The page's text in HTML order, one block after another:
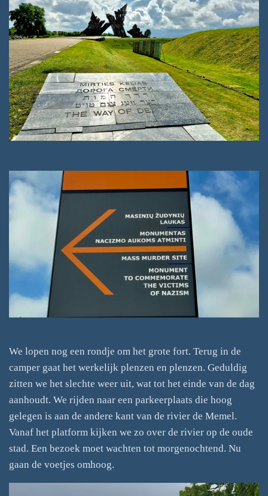
We lopen nog een rondje om het grote fort. Terug in de
camper gaat het werkelijk plenzen en plenzen. Geduldig
zitten we het slechte weer uit, wat tot het einde van de dag
aanhoudt. We rijden naar een parkeerplaats die hoog
gelegen is aan de andere kant van de rivier de Memel.
Vanaf het platform kijken we zo over de rivier op de oude
stad. Een bezoek moet wachten tot morgenochtend. Nu
gaan de voetjes omhoog.